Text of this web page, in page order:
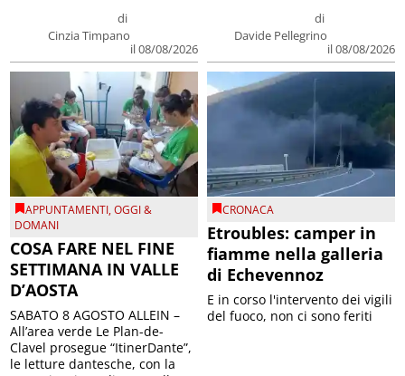
di
Cinzia Timpano
il 08/08/2026
di
Davide Pellegrino
il 08/08/2026
APPUNTAMENTI,OGGI &
DOMANI
COSA FARE NEL FINE
SETTIMANA IN VALLE
D’AOSTA
SABATO 8 AGOSTO ALLEIN –
All’area verde Le Plan-de-
Clavel prosegue “ItinerDante”,
le letture dantesche, con la
CRONACA
Etroubles: camper in
fiamme nella galleria
di Echevennoz
E in corso l'intervento dei vigili
del fuoco, non ci sono feriti